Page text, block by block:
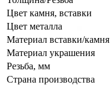
Цвет камня, вставки
Цвет металла
Материал вставки/камня
Материал украшения
Резьба, мм
Страна производства